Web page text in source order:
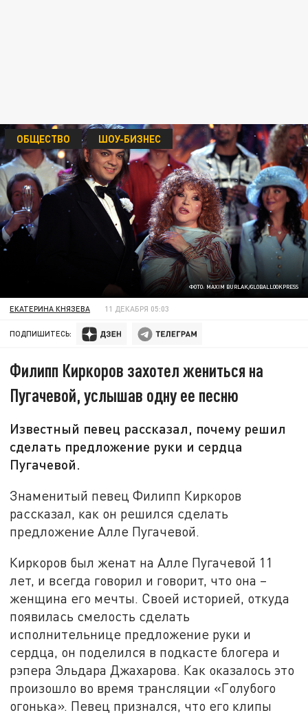
ФОТО: MAXIM BURLAK/GLOBALLOOKPRESS
ОБЩЕСТВО ШОУ-БИЗНЕС
ЕКАТЕРИНА КНЯЗЕВА 11 ДЕКАБРЯ 05:03
ПОДПИШИТЕСЬ:
Филипп Киркоров захотел жениться на
Пугачевой, услышав одну ее песню
Известный певец рассказал, почему решил
сделать предложение руки и сердца
Пугачевой.
Знаменитый певец Филипп Киркоров
рассказал, как он решился сделать
предложение Алле Пугачевой.
Киркоров был женат на Алле Пугачевой 11
лет, и всегда говорил и говорит, что она –
женщина его мечты. Своей историей, откуда
появилась смелость сделать
исполнительнице предложение руки и
сердца, он поделился в подкасте блогера и
рэпера Эльдара Джахарова. Как оказалось это
произошло во время трансляции «Голубого
огонька». Певец признался, что его клипы